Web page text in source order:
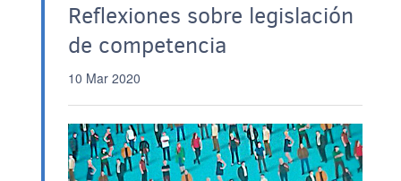
Reflexiones sobre legislación
de competencia
10 Mar 2020